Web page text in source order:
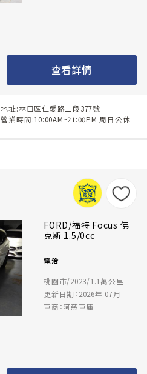
查看詳情
地址:林口區仁愛路二段377號
營業時間:10:00AM~21:00PM 周日公休
FORD/福特 Focus 佛
克斯 1.5/0cc
電洽
桃園市/2023/1.1萬公里
更新日期：2026年 07月
車商：阿慈車庫